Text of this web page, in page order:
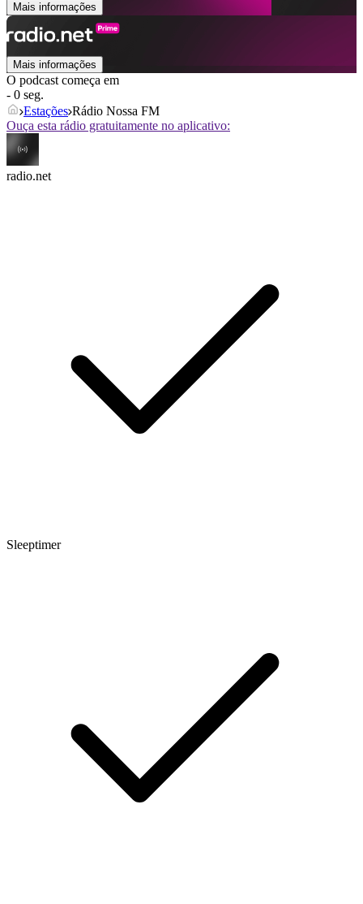
Mais informações
Mais informações
O podcast começa em
- 0 seg.
Estações Rádio Nossa FM
Ouça esta rádio gratuitamente no aplicativo:
radio.net
Sleeptimer